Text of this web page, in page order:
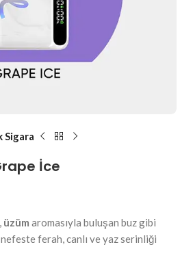
Sigara
İce
üzüm aromasıyla buluşan buz gibi
ferah, canlı ve yaz serinliği